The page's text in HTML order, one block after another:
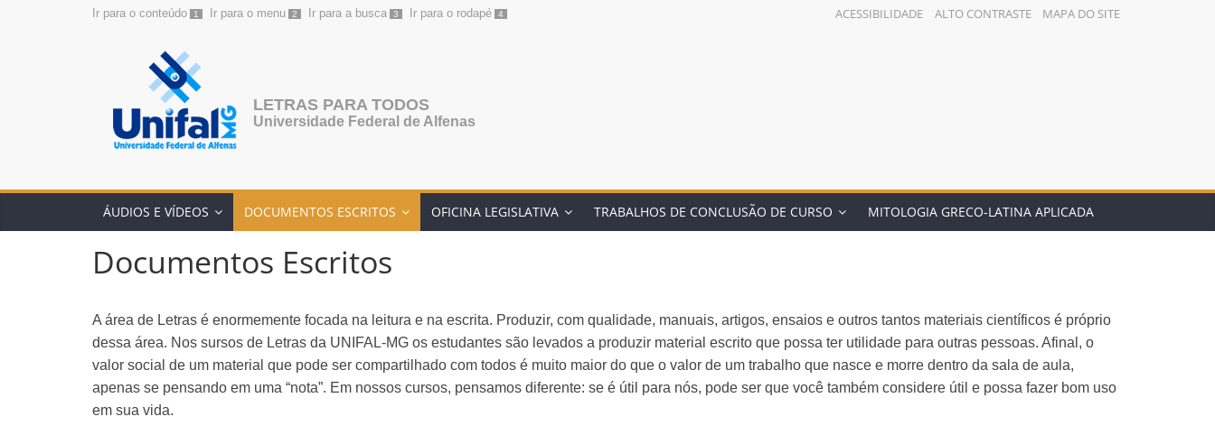
Ir para o conteúdo 1 Ir para o menu 2 Ir para a busca 3 Ir para o rodapé 4 ACESSIBILIDADE ALTO CONTRASTE MAPA DO SITE
LETRAS PARA TODOS
Universidade Federal de Alfenas
ÁUDIOS E VÍDEOS DOCUMENTOS ESCRITOS OFICINA LEGISLATIVA TRABALHOS DE CONCLUSÃO DE CURSO MITOLOGIA GRECO-LATINA APLICADA
Documentos Escritos
A área de Letras é enormemente focada na leitura e na escrita. Produzir, com qualidade, manuais, artigos, ensaios e outros tantos materiais científicos é próprio
dessa área. Nos sursos de Letras da UNIFAL-MG os estudantes são levados a produzir material escrito que possa ter utilidade para outras pessoas. Afinal, o
valor social de um material que pode ser compartilhado com todos é muito maior do que o valor de um trabalho que nasce e morre dentro da sala de aula,
apenas se pensando em uma “nota”. Em nossos cursos, pensamos diferente: se é útil para nós, pode ser que você também considere útil e possa fazer bom uso
em sua vida.